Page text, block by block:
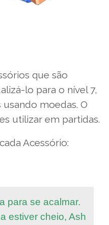
que são
lo para o nível 7,
moedas. O
utilizar em partidas.
Acessório:
para se acalmar.
estiver cheio, Ash